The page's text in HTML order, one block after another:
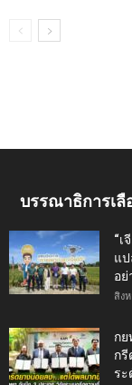
บรรณาธิการเลื
“เ
แ
อย่
สิง
กย
ก
ร